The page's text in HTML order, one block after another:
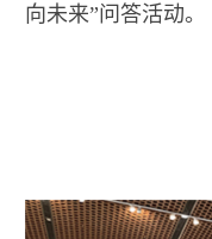
向未来”问答活动。